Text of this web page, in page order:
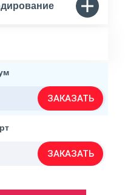
ЗАКАЗАТЬ
ЗАКАЗАТЬ